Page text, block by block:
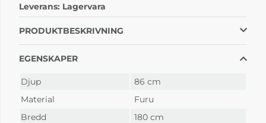
Leverans: Lagervara
PRODUKTBESKRIVNING
EGENSKAPER
Djup
86 cm
Material
Furu
Bredd
180 cm